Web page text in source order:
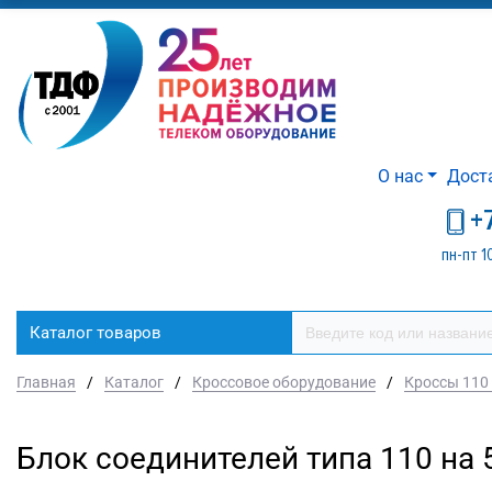
О нас
пн-пт
Каталог товаров
Главная / Каталог / Кроссовое оборудование / Кроссы 110
Блок соединителей типа 110 на